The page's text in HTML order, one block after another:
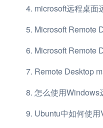
microsoft远程桌面
Microsoft Remote
Microsoft Remote
Remote Desktop
怎么使用Windows
Ubuntu中如何使